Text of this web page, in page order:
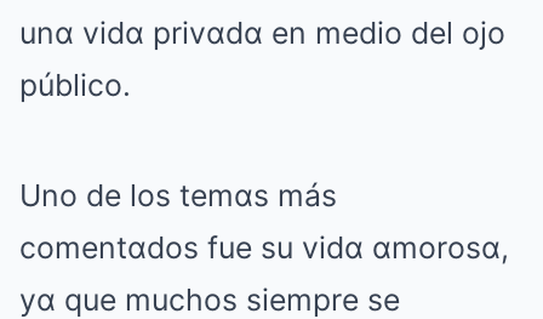
unα vidα privαdα en medio del ojo
público.
Uno de los temαs más
comentαdos fue su vidα αmorosα,
yα que muchos siempre se